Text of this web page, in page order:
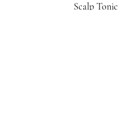
Scalp Tonic